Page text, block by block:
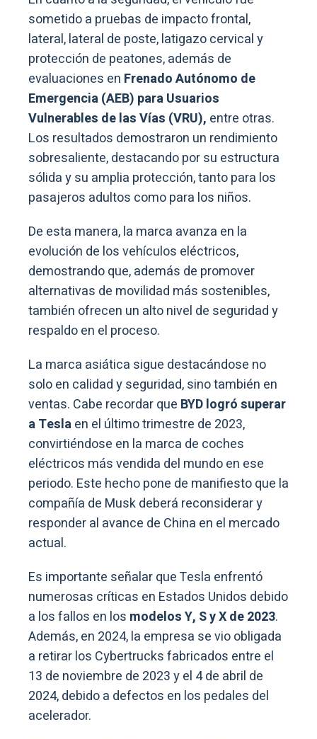
sometido a pruebas de impacto frontal,
lateral, lateral de poste, latigazo cervical y
protección de peatones, además de
evaluaciones en Frenado Autónomo de
Emergencia (AEB) para Usuarios
Vulnerables de las Vías (VRU), entre otras.
Los resultados demostraron un rendimiento
sobresaliente, destacando por su estructura
sólida y su amplia protección, tanto para los
pasajeros adultos como para los niños.
De esta manera, la marca avanza en la
evolución de los vehículos eléctricos,
demostrando que, además de promover
alternativas de movilidad más sostenibles,
también ofrecen un alto nivel de seguridad y
respaldo en el proceso.
La marca asiática sigue destacándose no
solo en calidad y seguridad, sino también en
ventas. Cabe recordar que BYD logró superar
a Teslaen el último trimestre de 2023,
convirtiéndose en la marca de coches
eléctricos más vendida del mundo en ese
periodo. Este hecho pone de manifiesto que la
compañía de Musk deberá reconsiderar y
responder al avance de China en el mercado
actual.
Es importante señalar que Tesla enfrentó
numerosas críticas en Estados Unidos debido
a los fallos en los modelos Y, S y X de 2023.
Además, en 2024, la empresa se vio obligada
a retirar los Cybertrucks fabricados entre el
13 de noviembre de 2023 y el 4 de abril de
2024, debido a defectos en los pedales del
acelerador.